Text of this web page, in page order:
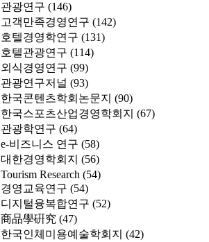
관광연구 (146)
고객만족경영연구 (142)
호텔경영학연구 (131)
호텔관광연구 (114)
외식경영연구 (99)
관광연구저널 (93)
한국콘텐츠학회논문지 (90)
한국스포츠산업경영학회지 (67)
관광학연구 (64)
e-비즈니스 연구 (58)
대한경영학회지 (56)
Tourism Research (54)
경영교육연구 (54)
디지털융복합연구 (52)
商品學硏究 (47)
한국인체미용예술학회지 (42)